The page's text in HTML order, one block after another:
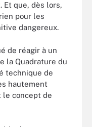
que, dès lors,
pour les
dangereux.
de réagir à un
la Quadrature du
technique de
hautement
le concept de